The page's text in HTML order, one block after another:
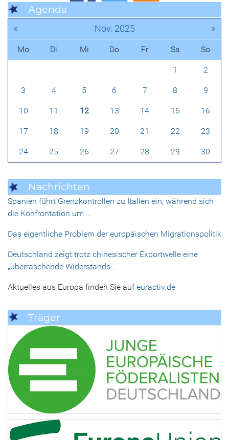
Agenda
« Nov. 2025 »
Mo Di Mi Do Fr Sa So
1 2
3 4 5 6 7 8 9
10 11 12 13 14 15 16
17 18 19 20 21 22 23
24 25 26 27 28 29 30
Nachrichten
Spanien führt Grenzkontrollen zu Italien ein, während sich
die Konfrontation um …
Das eigentliche Problem der europäischen Migrationspolitik
Deutschland zeigt trotz chinesischer Exportwelle eine
„überraschende Widerstands…
Aktuelles aus Europa finden Sie aufeuractiv.de
Träger